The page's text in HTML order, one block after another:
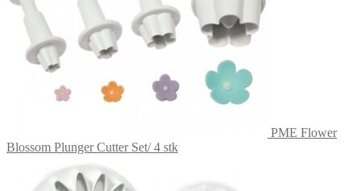
PME Flower
Blossom Plunger Cutter Set/ 4 stk